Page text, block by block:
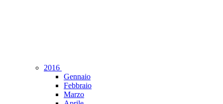
2016
Gennaio
Febbraio
Marzo